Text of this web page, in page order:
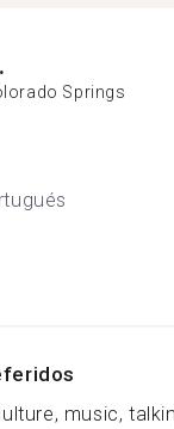
Springs
music,